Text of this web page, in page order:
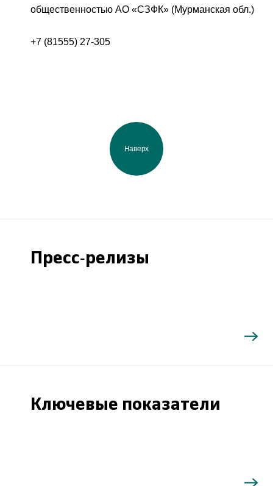
общественностью АО «СЗФК» (Мурманская обл.)
+7 (81555) 27-305
Наверх
Пресс-релизы
Ключевые показатели